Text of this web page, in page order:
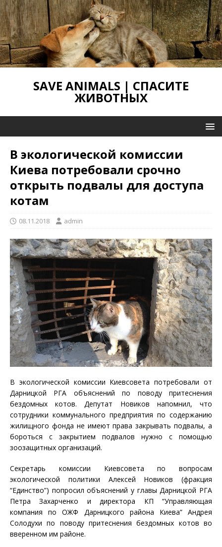
SAVE ANIMALS | СПАСИТЕ
ЖИВОТНЫХ
В экологической комиссии
Киева потребовали срочно
открыть подвалы для доступа
котам
08.11.2018 admin
В экологической комиссии Киевсовета потребовали от
Дарницкой РГА объяснений по поводу притеснения
бездомных котов. Депутат Новиков напомнил, что
сотрудники коммунального предприятия по содержанию
жилищного фонда не имеют права закрывать подвалы, а
бороться с закрытием подвалов нужно с помощью
зоозащитных организаций.
Секретарь комиссии Киевсовета по вопросам
экологической политики Алексей Новиков (фракция
“Единство”) попросил объяснений у главы Дарницкой РГА
Петра Захарченко и директора КП “Управляющая
компания по ОЖФ Дарницкого района Киева” Андрея
Солодухи по поводу притеснения бездомных котов во
вверенном им районе.